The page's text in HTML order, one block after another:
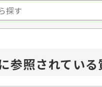
参照されている